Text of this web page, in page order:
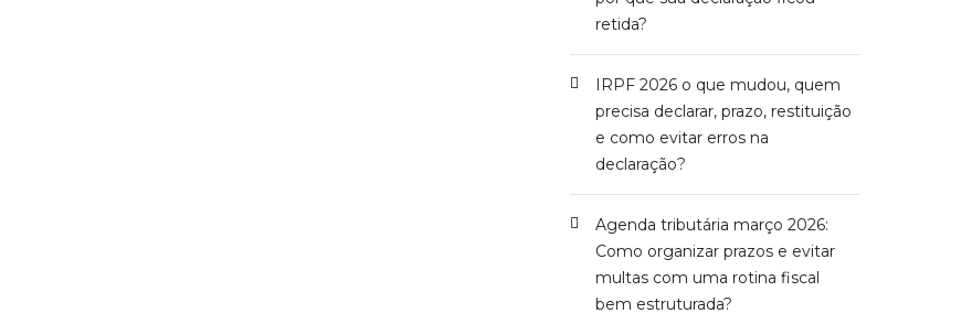
retida?
IRPF 2026 o que mudou, quem
precisa declarar, prazo, restituição
e como evitar erros na
declaração?
Agenda tributária março 2026:
Como organizar prazos e evitar
multas com uma rotina fiscal
bem estruturada?